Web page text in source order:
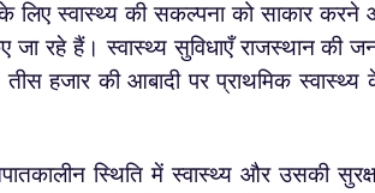
स्वास्थ्य की सकल्पना को साकार करने
जा रहे हैं। स्वास्थ्य सुविधाएँ राजस्थान की
हजार की आबादी पर प्राथमिक
स्थिति में स्वास्थ्य और उसकी